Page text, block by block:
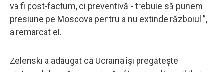
va fi post-factum, ci preventivă - trebuie să punem
presiune pe Moscova pentru a nu extinde războiul ”,
a remarcat el.
Zelenski a adăugat că Ucraina își pregătește